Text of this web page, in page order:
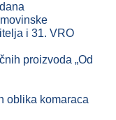
i 31. VRO
proizvoda „Od
oblika komaraca